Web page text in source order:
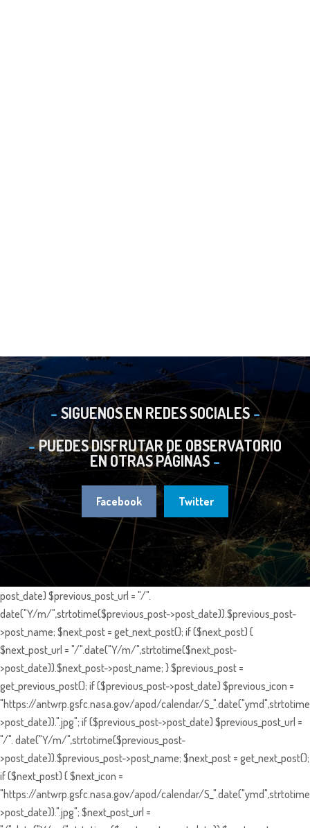
SIGUENOS EN REDES SOCIALES
PUEDES DISFRUTAR DE OBSERVATORIO
EN OTRAS PÁGINAS
Facebook Twitter
post_date) $previous_post_url = "/".
date("Y/m/",strtotime($previous_post->post_date)).$previous_post-
>post_name; $next_post = get_next_post(); if ($next_post) {
$next_post_url = "/".date("Y/m/",strtotime($next_post-
>post_date)).$next_post->post_name; } $previous_post =
get_previous_post(); if ($previous_post->post_date) $previous_icon =
"https://antwrp.gsfc.nasa.gov/apod/calendar/
>post_date)).".jpg"; if ($previous_post->post_date) $previous_post_url =
"/". date("Y/m/",strtotime($previous_post-
>post_date)).$previous_post->post_name; $next_post = get_next_post();
if ($next_post) { $next_icon =
"https://antwrp.gsfc.nasa.gov/apod/calendar/
>post_date)).".jpg"; $next_post_url =